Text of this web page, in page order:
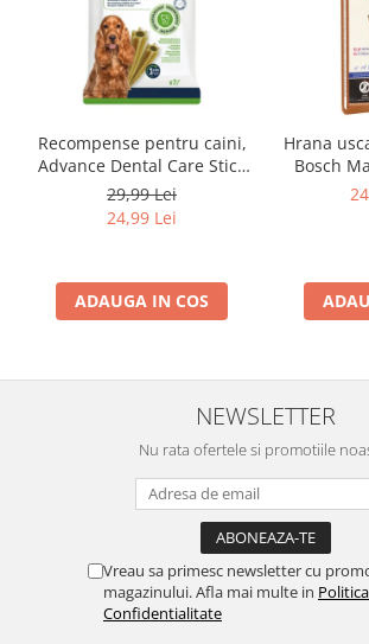
Recompense pentru caini,
Advance Dental Care Stick
Medium/Maxi, 180g
29,99 Lei
24,99 Lei
ADAUGA IN COS
Hrana
Bosch
NEWSLETTER
Nu rata ofertele si promotiile
Vreau sa primesc newsletter cu
magazinului. Afla mai multe in
Confidentialitate